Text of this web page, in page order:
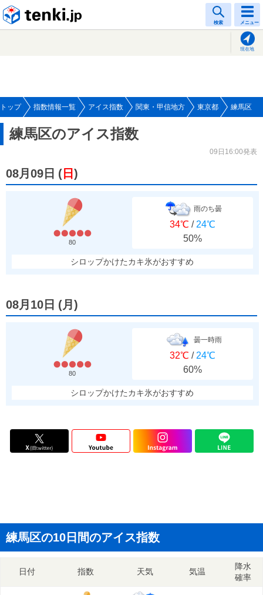
検索 メニュー
現在地
トップ 指数情報一覧 アイス指数 関東・甲信地方 東京都 練馬区
練馬区のアイス指数
09日16:00発表
08月09日 ( 日 )
80
雨のち曇
34℃ / 24℃
50%
シロップかけたカキ氷がおすすめ
08月10日 (月 )
80
曇一時雨
32℃ / 24℃
60%
シロップかけたカキ氷がおすすめ
練馬区の10日間のアイス指数
日付 指数 天気 気温
降水
確率